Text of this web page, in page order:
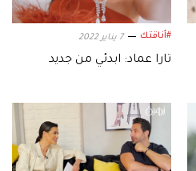
#أناقتك 7 يناير 2022
تارا عماد: ابدئي من جديد